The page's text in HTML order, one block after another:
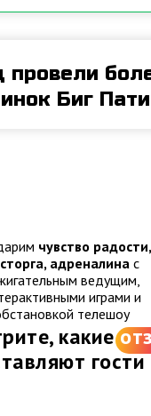
там, где вам удобно.
дом, дача, ваша
площадка в городе
и наш менеджер
какие
гости
чувство радости,
адреналина с
ведущим,
играми и
телешоу